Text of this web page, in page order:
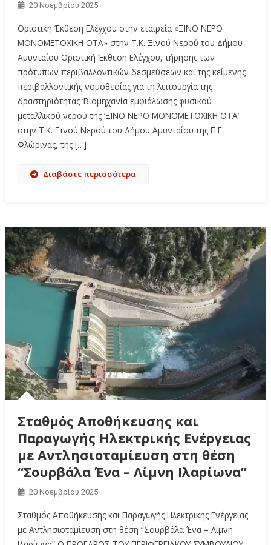
20 Νοεμβρίου 2025
Οριστική Έκθεση Ελέγχου στην εταιρεία «ΞΙΝΟ ΝΕΡΟ
ΜΟΝΟΜΕΤΟΧΙΚΗ ΟΤΑ» στην Τ.Κ. Ξινού Νερού του Δήμου
Αμυνταίου Οριστική Έκθεση Ελέγχου, τήρησης των
πρότυπων περιβαλλοντικών δεσμεύσεων και της κείμενης
περιβαλλοντικής νομοθεσίας για τη λειτουργία της
δραστηριότητας ‘Βιομηχανία εμφιάλωσης φυσικού
μεταλλικού νερού της ‘ΞΙΝΟ ΝΕΡΟ ΜΟΝΟΜΕΤΟΧΙΚΗ ΟΤΑ’
στην Τ.Κ. Ξινού Νερού του Δήμου Αμυνταίου της Π.Ε.
Φλώρινας, της […]
Διαβάστε περισσότερα
Σταθμός Αποθήκευσης και
Παραγωγής Ηλεκτρικής Ενέργειας
με Αντλησιοταμίευση στη θέση
“Σουρβάλα Ένα – Λίμνη Ιλαρίωνα”
20 Νοεμβρίου 2025
Σταθμός Αποθήκευσης και Παραγωγής Ηλεκτρικής Ενέργειας
με Αντλησιοταμίευση στη θέση “Σουρβάλα Ένα – Λίμνη